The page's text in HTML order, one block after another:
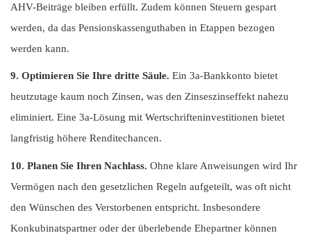
AHV-Beiträge bleiben erfüllt. Zudem können Steuern gespart
werden, da das Pensionskassenguthaben in Etappen bezogen
werden kann.
9. Optimieren Sie Ihre dritte Säule. Ein 3a-Bankkonto bietet
heutzutage kaum noch Zinsen, was den Zinseszinseffekt nahezu
eliminiert. Eine 3a-Lösung mit Wertschrifteninvestitionen bietet
langfristig höhere Renditechancen.
10. Planen Sie Ihren Nachlass. Ohne klare Anweisungen wird Ihr
Vermögen nach den gesetzlichen Regeln aufgeteilt, was oft nicht
den Wünschen des Verstorbenen entspricht. Insbesondere
Konkubinatspartner oder der überlebende Ehepartner können